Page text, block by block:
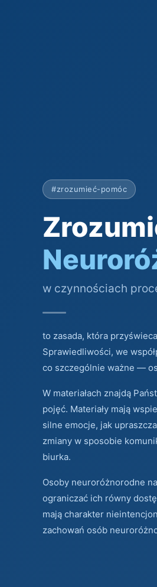
#zrozumieć-pomóc
w czynnościach
to zasada, która
Sprawiedliwości, we
co szczególnie ważne —
W materiałach znajdą
pojęć. Materiały mają
silne emocje, jak
zmiany w sposobie
biurka.
Osoby neuroróżnorodne
ograniczać ich równy
mają charakter
zachowań osób